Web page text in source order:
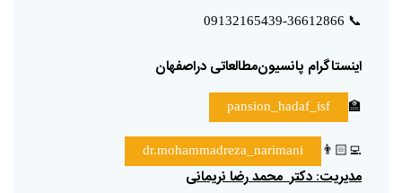
📞
اینستاگرام پانسیون‌مطالعاتی دراصفهان
🏫
pansion_hadaf_isf
👨🏻‍💻
dr.mohammadreza_narimani
مدیریت: دکتر محمدرضانریمانی